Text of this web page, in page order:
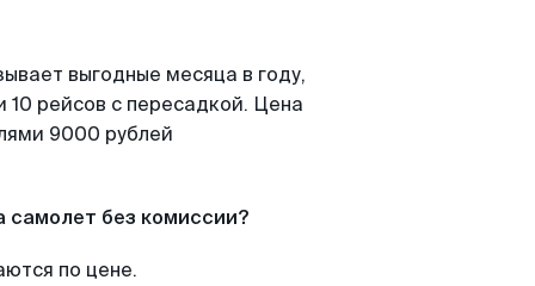
выгодные месяца в году,
рейсов с пересадкой. Цена
9000 рублей
самолет без комиссии?
по цене.